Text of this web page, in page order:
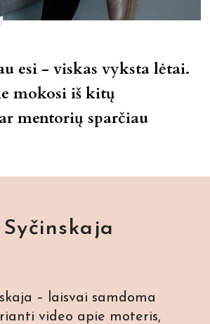
esi - viskas vyksta lėtai.
mokosi iš kitų
mentorių sparčiau
– laisvai samdoma
video apie moteris,